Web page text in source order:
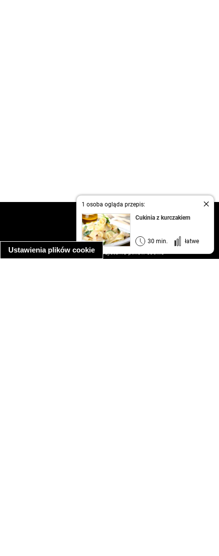
Ustawienia plików cookie
1 osoba ogląda przepis:
Cukinia z kurczakiem
30 min. łatwe
kontakt
regulamin
informacja o prywatności
informacja o wykorzystaniu plików cookie